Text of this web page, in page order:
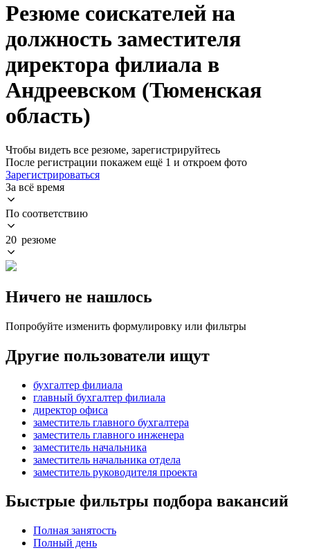
Резюме соискателей на
должность заместителя
директора филиала в
Андреевском (Тюменская
область)
Чтобы видеть все резюме, зарегистрируйтесь
После регистрации покажем ещё 1 и откроем фото
Зарегистрироваться
За всё время
По соответствию
20 резюме
Ничего не нашлось
Попробуйте изменить формулировку или фильтры
Другие пользователи ищут
бухгалтер филиала
главный бухгалтер филиала
директор офиса
заместитель главного бухгалтера
заместитель главного инженера
заместитель начальника
заместитель начальника отдела
заместитель руководителя проекта
Быстрые фильтры подбора вакансий
Полная занятость
Полный день